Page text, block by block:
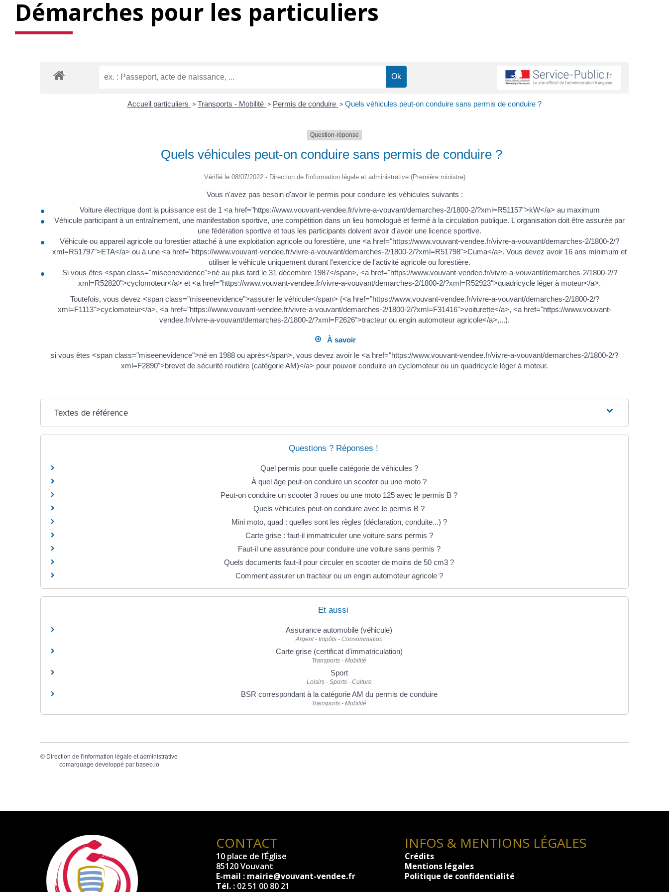
Démarches pour les particuliers
Accueil particuliers > Transports - Mobilité > Permis de conduire > Quels véhicules peut-on conduire sans permis de conduire ?
Question-réponse
Quels véhicules peut-on conduire sans permis de conduire ?
Vérifié le 08/07/2022 - Direction de l'information légale et administrative (Première ministre)
Vous n'avez pas besoin d'avoir le permis pour conduire les véhicules suivants :
Voiture électrique dont la puissance est de 1 <a href="https://www.vouvant-vendee.fr/vivre-a-vouvant/demarches-2/1800-2/?xml=R51157">kW</a> au maximum
Véhicule participant à un entraînement, une manifestation sportive, une compétition dans un lieu homologué et fermé à la circulation publique. L'organisation doit être assurée par
une fédération sportive et tous les participants doivent avoir d'avoir une licence sportive.
Véhicule ou appareil agricole ou forestier attaché à une exploitation agricole ou forestière, une <a href="https://www.vouvant-vendee.fr/vivre-a-vouvant/demarches-2/1800-2/?
xml=R51797">ETA</a> ou à une <a href="https://www.vouvant-vendee.fr/vivre-a-vouvant/demarches-2/1800-2/?xml=R51798">Cuma</a>. Vous devez avoir 16 ans minimum et
utiliser le véhicule uniquement durant l'exercice de l'activité agricole ou forestière.
Si vous êtes <span class="miseenevidence">né au plus tard le 31 décembre 1987</span>, <a href="https://www.vouvant-vendee.fr/vivre-a-vouvant/demarches-2/1800-2/?
xml=R52820">cyclomoteur</a> et <a href="https://www.vouvant-vendee.fr/vivre-a-vouvant/demarches-2/1800-2/?xml=R52923">quadricycle léger à moteur</a>.
Toutefois, vous devez <span class="miseenevidence">assurer le véhicule</span> (<a href="https://www.vouvant-vendee.fr/vivre-a-vouvant/demarches-2/1800-2/?
xml=F1113">cyclomoteur</a>, <a href="https://www.vouvant-vendee.fr/vivre-a-vouvant/demarches-2/1800-2/?xml=F31416">voiturette</a>, <a href="https://www.vouvant-
vendee.fr/vivre-a-vouvant/demarches-2/1800-2/?xml=F2626">tracteur ou engin automoteur agricole</a>,...).
À savoir
si vous êtes <span class="miseenevidence">né en 1988 ou après</span>, vous devez avoir le <a href="https://www.vouvant-vendee.fr/vivre-a-vouvant/demarches-2/1800-2/?
xml=F2890">brevet de sécurité routière (catégorie AM)</a> pour pouvoir conduire un cyclomoteur ou un quadricycle léger à moteur.
Textes de référence
Questions ? Réponses !
Quel permis pour quelle catégorie de véhicules ?
À quel âge peut-on conduire un scooter ou une moto ?
Peut-on conduire un scooter 3 roues ou une moto 125 avec le permis B ?
Quels véhicules peut-on conduire avec le permis B ?
Mini moto, quad : quelles sont les règles (déclaration, conduite...) ?
Carte grise : faut-il immatriculer une voiture sans permis ?
Faut-il une assurance pour conduire une voiture sans permis ?
Quels documents faut-il pour circuler en scooter de moins de 50 cm3 ?
Comment assurer un tracteur ou un engin automoteur agricole ?
Et aussi
Assurance automobile (véhicule)
Argent - Impôts - Consommation
Carte grise (certificat d'immatriculation)
Transports - Mobilité
Sport
Loisirs - Sports - Culture
BSR correspondant à la catégorie AM du permis de conduire
Transports - Mobilité
© Direction de l'information légale et administrative
comarquage developpé par baseo.io
CONTACT
10 place de l’Église
85120 Vouvant
E-mail : mairie@vouvant-vendee.fr
Tél. :02 51 00 80 21
INFOS & MENTIONS LÉGALES
Crédits
Mentions légales
Politique de confidentialité